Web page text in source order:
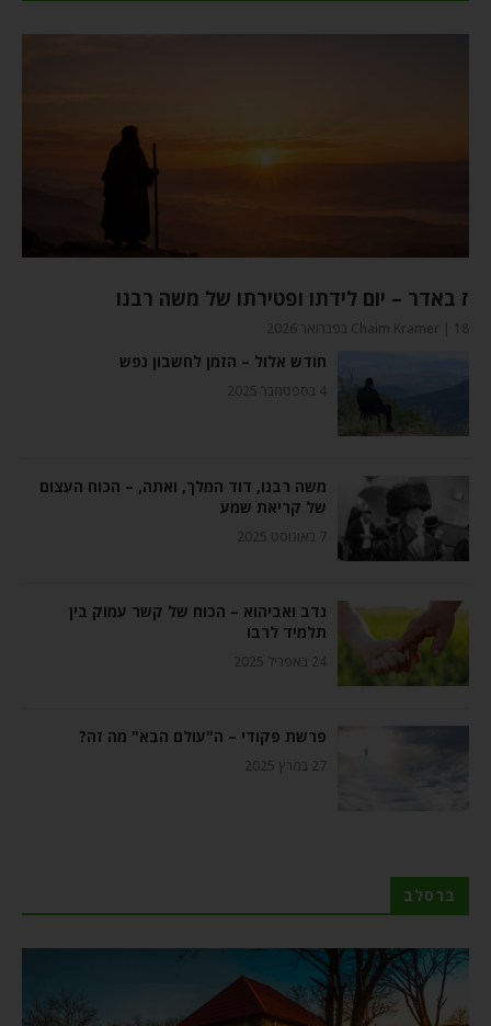
ז באדר – יום לידתו ופטירתו של משה רבנו
Chaim Kramer 18 בפברואר 2026
חודש אלול – הזמן לחשבון נפש​
4 בספטמבר 2025
משה רבנו, דוד המלך, ואתה, – הכוח העצום
של קריאת שמע
7 באוגוסט 2025
נדב ואביהוא – הכוח של קשר עמוק בין
תלמיד לרבו
24 באפריל 2025
פרשת פקודי – ה"עולם הבא" מה זה?
27 במרץ 2025
ברסלב